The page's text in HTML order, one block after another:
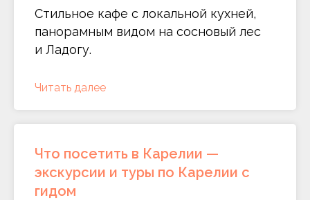
Стильное кафе с локальной кухней,
панорамным видом на сосновый лес
и Ладогу.
Читать далее
Что посетить в Карелии —
экскурсии и туры по Карелии с
гидом